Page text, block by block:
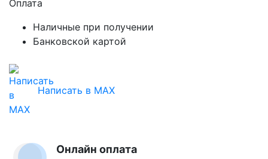
Оплата
Наличные при получении
Банковской картой
Написать в MAX
Онлайн оплата